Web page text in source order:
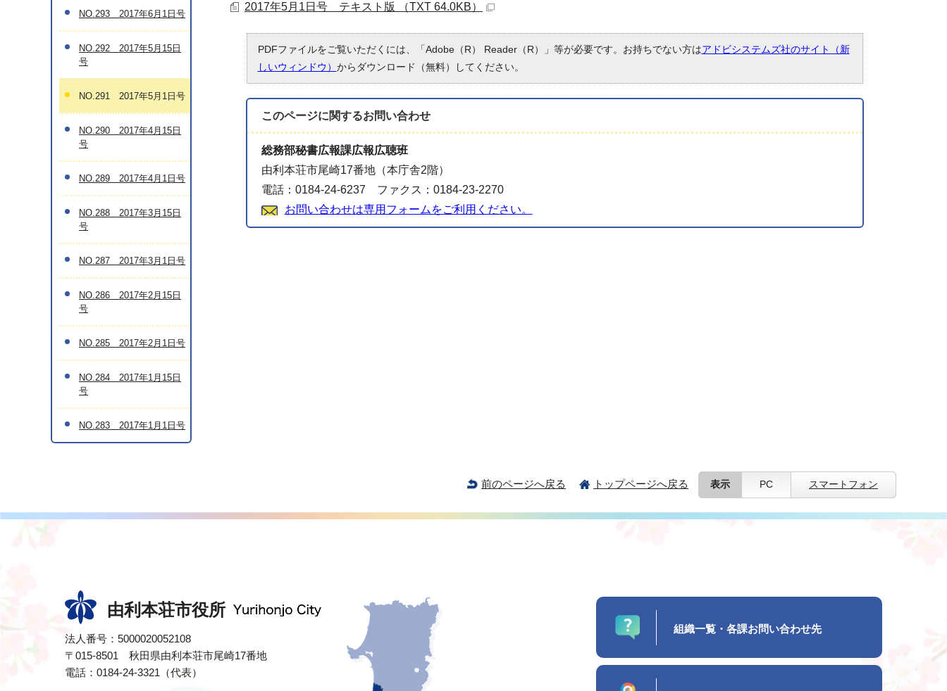
2017年5月1日号 テキスト版 （TXT 64.0KB）
PDFファイルをご覧いただくには、「Adobe（R） Reader（R）」等が必要です。お持ちでない方はアドビシステムズ社のサイト（新
しいウィンドウ） からダウンロード（無料）してください。
このページに関するお問い合わせ
総務部秘書広報課広報広聴班
由利本荘市尾崎17番地（本庁舎2階）
電話：0184-24-6237 ファクス：0184-23-2270
お問い合わせは専用フォームをご利用ください。
NO.293 2017年6月1日号
NO.292 2017年5月15日
号
NO.291 2017年5月1日号
NO.290 2017年4月15日
号
NO.289 2017年4月1日号
NO.288 2017年3月15日
号
NO.287 2017年3月1日号
NO.286 2017年2月15日
号
NO.285 2017年2月1日号
NO.284 2017年1月15日
号
NO.283 2017年1月1日号
前のページへ戻る トップページへ戻る 表示 PC スマートフォン
由利本荘市役所
法人番号：5000020052108
〒015-8501 秋田県由利本荘市尾崎17番地
電話：0184-24-3321（代表）
組織一覧・各課お問い合わせ先